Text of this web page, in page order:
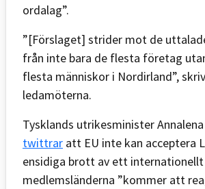
ordalag”.
”[Förslaget] strider mot de
från inte bara de flesta företag
flesta människor i Nordirland”,
ledamöterna.
Tysklands utrikesminister
twittrar att EU inte kan acceptera
ensidiga brott av ett
medlemsländerna ”kommer att